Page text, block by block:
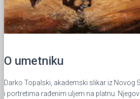
O umetniku
Darko Topalski, akademski slikar iz Novog
i portretima rađenim uljem na platnu.